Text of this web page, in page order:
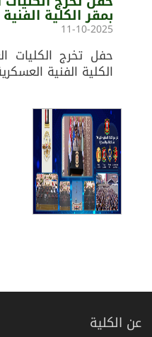
بمقر الكلية
11-10-2025
الكلية الفنية
عن الكلية